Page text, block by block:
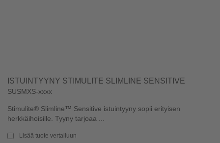
ISTUINTYYNY STIMULITE SLIMLINE SENSITIVE
SUSMXS-xxxx
Stimulite® Slimline™ Sensitive istuintyyny sopii erityisen
herkkäihoisille. Tyyny tarjoaa ...
Lisää tuote vertailuun